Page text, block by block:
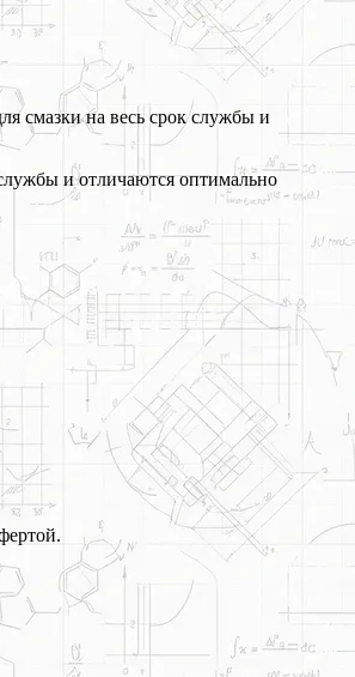
смазки на весь срок службы и
и отличаются оптимально